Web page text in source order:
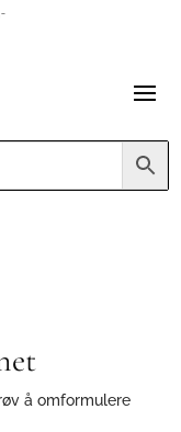
å omformulere